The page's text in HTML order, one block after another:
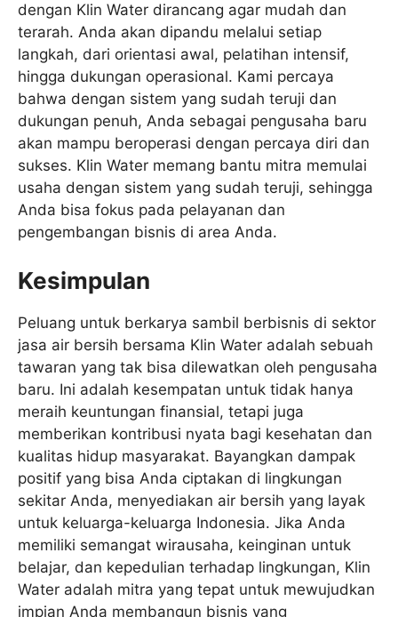
dengan Klin Water dirancang agar mudah dan
terarah. Anda akan dipandu melalui setiap
langkah, dari orientasi awal, pelatihan intensif,
hingga dukungan operasional. Kami percaya
bahwa dengan sistem yang sudah teruji dan
dukungan penuh, Anda sebagai pengusaha baru
akan mampu beroperasi dengan percaya diri dan
sukses. Klin Water memang bantu mitra memulai
usaha dengan sistem yang sudah teruji, sehingga
Anda bisa fokus pada pelayanan dan
pengembangan bisnis di area Anda.
Kesimpulan
Peluang untuk berkarya sambil berbisnis di sektor
jasa air bersih bersama Klin Water adalah sebuah
tawaran yang tak bisa dilewatkan oleh pengusaha
baru. Ini adalah kesempatan untuk tidak hanya
meraih keuntungan finansial, tetapi juga
memberikan kontribusi nyata bagi kesehatan dan
kualitas hidup masyarakat. Bayangkan dampak
positif yang bisa Anda ciptakan di lingkungan
sekitar Anda, menyediakan air bersih yang layak
untuk keluarga-keluarga Indonesia. Jika Anda
memiliki semangat wirausaha, keinginan untuk
belajar, dan kepedulian terhadap lingkungan, Klin
Water adalah mitra yang tepat untuk mewujudkan
impian Anda membangun bisnis yang